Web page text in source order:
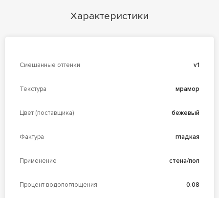
Характеристики
Смешанные оттенки v1
Текстура мрамор
Цвет (поставщика) бежевый
Фактура гладкая
Применение стена/пол
Процент водопоглощения 0.08